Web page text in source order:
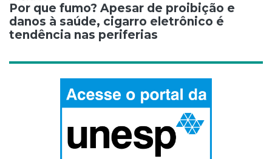
Por que fumo? Apesar de proibição e
danos à saúde, cigarro eletrônico é
tendência nas periferias